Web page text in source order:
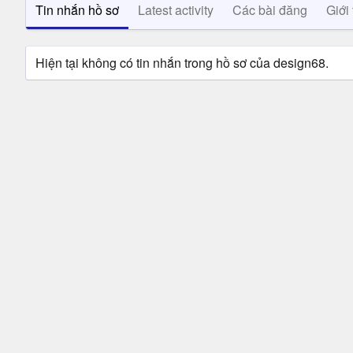
Tin nhắn hồ sơ Latest activity Các bài đăng Giới
Hiện tại không có tin nhắn trong hồ sơ của design68.